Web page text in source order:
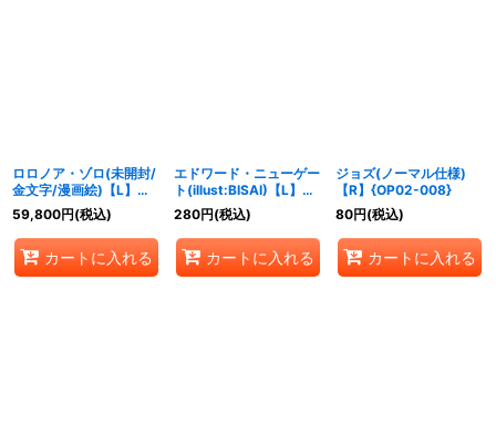
ロロノア・ゾロ(未開封/
金文字/漫画絵)【L】
{OP01-001}
59,800円(税込)
カートに入れる
エドワード・ニューゲー
ト(illust:BISAI)【L】
{OP02-001}
280円(税込)
カートに入れる
ジョズ(ノーマル仕様)
【R】{OP02-008}
80円(税込)
カートに入れる